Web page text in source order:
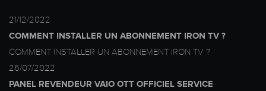
21/12/2022
COMMENT INSTALLER UN ABONNEMENT IRON TV ?
COMMENT INSTALLER UN ABONNEMENT IRON TV ?
26/07/2022
PANEL REVENDEUR VAIO OTT OFFICIEL SERVICE